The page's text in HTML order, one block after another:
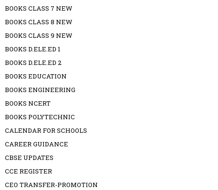
BOOKS CLASS 7 NEW
BOOKS CLASS 8 NEW
BOOKS CLASS 9 NEW
BOOKS D.ELE.ED 1
BOOKS D.ELE.ED 2
BOOKS EDUCATION
BOOKS ENGINEERING
BOOKS NCERT
BOOKS POLYTECHNIC
CALENDAR FOR SCHOOLS
CAREER GUIDANCE
CBSE UPDATES
CCE REGISTER
CEO TRANSFER-PROMOTION